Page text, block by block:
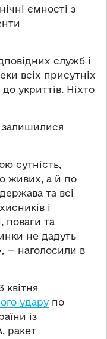
ємності з
служб і
всіх присутніх
укриттів. Ніхто
залишилися
сутність,
живих, а й по
та всі
і
поваги та
не дадуть
— наголосили в
квітня
удару по
із
ракет